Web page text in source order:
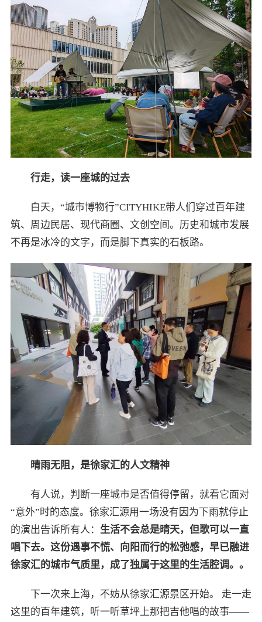
行走，读一座城的过去
白天，“城市博物行”CITYHIKE带人们穿过百年建
筑、周边民居、现代商圈、文创空间。历史和城市发展
不再是冰冷的文字，而是脚下真实的石板路。
晴雨无阻，是徐家汇的人文精神
有人说，判断一座城市是否值得停留，就看它面对
“意外”时的态度。徐家汇源用一场没有因为下雨就停止
的演出告诉所有人： 生活不会总是晴天，但歌可以一直
唱下去。 这份遇事不慌、向阳而行的松弛感，早已融进
徐家汇的城市气质里，成了独属于这里的生活腔调。。
下一次来上海，不妨从徐家汇源景区开始。 走一走
这里的百年建筑，听一听草坪上那把吉他唱的故事——